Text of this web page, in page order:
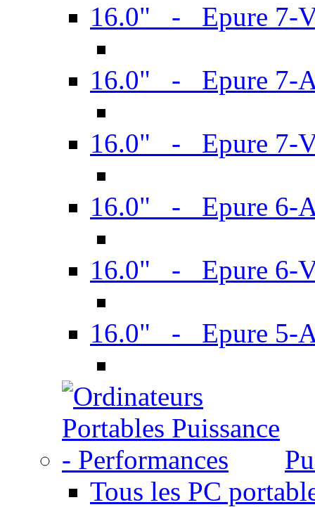
16.0" - Epure 7-
16.0" - Epure 7-
16.0" - Epure 7-
16.0" - Epure 6-
16.0" - Epure 6-
16.0" - Epure 5-
Tous les PC